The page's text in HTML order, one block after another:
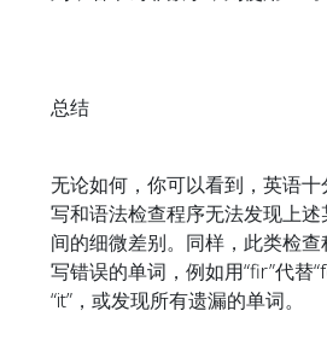
总结
无论如何，你可以看到，英语
写和语法检查程序无法发现上
间的细微差别。同样，此类检
写错误的单词，例如用“fir”代替
“it”，或发现所有遗漏的单词。